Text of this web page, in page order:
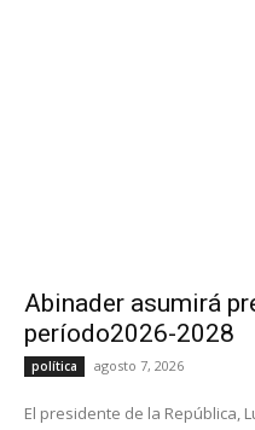
Abinader asumirá
período2026-2028
política agosto 7, 2026
El presidente de la República,